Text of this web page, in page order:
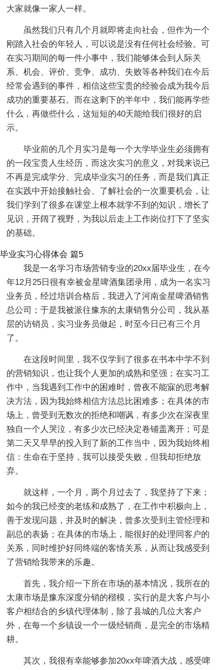
大家就像一家人一样。
虽然我们只有几个月就即将走向社会，但作为一个
刚踏入社会的年轻人，可以说是没有任何社会经验。可
在实习期间的每一件小事中，我们能够体会到人际关
系、机会、评价、竞争、成功、失败等各种我们在今后
经常会遇到的事件，相信这些宝贵的经验会成为我今后
成功的重要基石。而在这剩下的半年中，我们能再学些
什么，再做些什么，这短短的40天能给我们很好的启
示。
毕业前的几个月实习是每一个大学毕业生必须拥有
的一段宝贵人生经历，而这次实习的意义，对我来说已
不再是完成学分、完成毕业实习的任务，而是我们真正
在实践中开始接触社会、了解社会的一次重要机会，让
我们学到了很多在课堂上根本就学不到的知识，增长了
见识，开阔了视野，为我以后走上工作岗位打下了坚实
的基础。
毕业实习心得体会 篇5
我是一名学习市场营销专业的20xx届毕业生，在今
年12月25日很有幸被金星啤酒集团录用，成为一名实习
业务员，经过培训合格后，我进入了河南金星啤酒销售
总公司；于是我被派往豫东的太康销售分公司，我从基
层的访销员，实习业务员做起，时至今日已有三个月
了。
在这段时间里，我不仅学到了很多在书本中学不到
的营销知识，也让我个人更加的成熟和坚强；在实习工
作中，当我遇到工作中的困难时，曾夜不能寐的思考解
决方法，因为我始终相信方法总比困难多；在具体的市
场上，曾受到无数次的拒绝和嘲讽，有多少次在深夜里
独自一个人哭泣，有多少次已经决定卷铺盖离开；可是
第二天又早早的投入到了新的工作当中，因为我始终相
信：生命在于坚持，我可以接受失败，但我却拒绝放
弃。
就这样，一个月，两个月过去了，我坚持了下来；
如今的我已经变的老练和成熟了，在工作中积极向上，
善于发现问题，并及时的解决，曾多次受到主管经理和
副总的表扬；在具体的市场上，能很好的处理同客户的
关系，同时维护好同终端的客情关系，从而让我感受到
了营销给我带来的乐趣。
首先，我介绍一下所在市场的基本情况，我所在的
太康市场是豫东深度分销的楷模，实行的是大客户与小
客户相结合的乡镇代理体制，除了县城的几位大客户
外，在每一个乡镇设一个一级经销商，是完全的市场精
耕。
其次，我很有幸能够参加20xx年啤酒大战，感受啤